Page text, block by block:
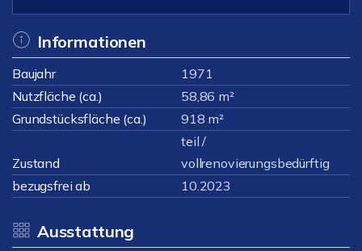
Informationen
Baujahr
1971
Nutzfläche (ca.)
58,86 m²
Grundstücksfläche (ca.)
918 m²
Zustand
teil /
vollrenovierungsbedürftig
bezugsfrei ab
10.2023
Ausstattung